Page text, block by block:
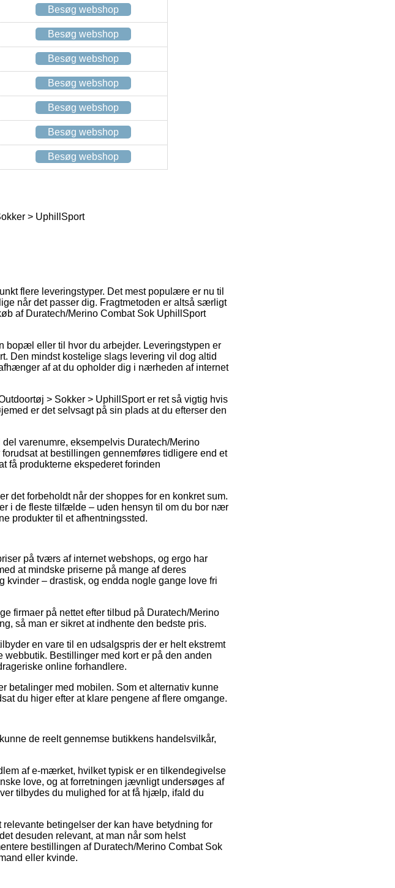
Besøg webshop
Besøg webshop
Besøg webshop
Besøg webshop
Besøg webshop
Besøg webshop
Besøg webshop
> UphillSport
flere leveringstyper. Det mest populære er nu til
når det passer dig. Fragtmetoden er altså særligt
af Duratech/Merino Combat Sok UphillSport
bopæl eller til hvor du arbejder. Leveringstypen er
Den mindst kostelige slags levering vil dog altid
af at du opholder dig i nærheden af internet
> Sokker > UphillSport er ret så vigtig hvis
er det selvsagt på sin plads at du efterser den
varenumre, eksempelvis Duratech/Merino
at bestillingen gennemføres tidligere end et
få produkterne ekspederet forinden
det forbeholdt når der shoppes for en konkret sum.
i de fleste tilfælde – uden hensyn til om du bor nær
produkter til et afhentningssted.
på tværs af internet webshops, og ergo har
at mindske priserne på mange af deres
– drastisk, og endda nogle gange love fri
firmaer på nettet efter tilbud på Duratech/Merino
så man er sikret at indhente den bedste pris.
en vare til en udsalgspris der er helt ekstremt
Bestillinger med kort er på den anden
online forhandlere.
betalinger med mobilen. Som et alternativ kunne
du higer efter at klare pengene af flere omgange.
de reelt gennemse butikkens handelsvilkår,
af e-mærket, hvilket typisk er en tilkendegivelse
love, og at forretningen jævnligt undersøges af
tilbydes du mulighed for at få hjælp, ifald du
betingelser der kan have betydning for
desuden relevant, at man når som helst
bestillingen af Duratech/Merino Combat Sok
eller kvinde.